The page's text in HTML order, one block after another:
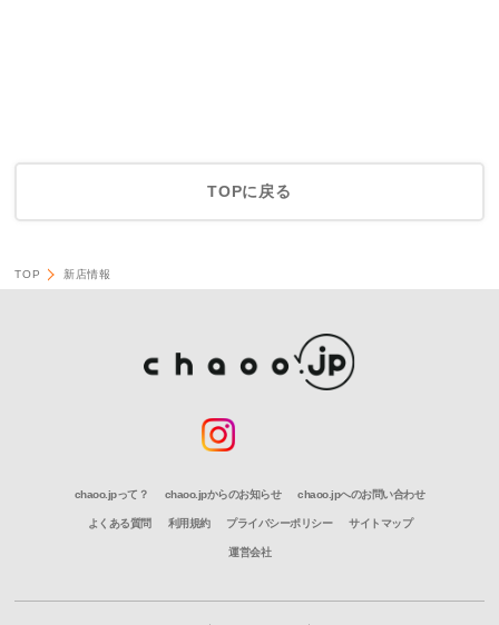
TOPに戻る
TOP 新店情報
chaoo.jpって？ chaoo.jpからのお知らせ chaoo.jpへのお問い合わせ
よくある質問 利用規約 プライバシーポリシー サイトマップ
運営会社